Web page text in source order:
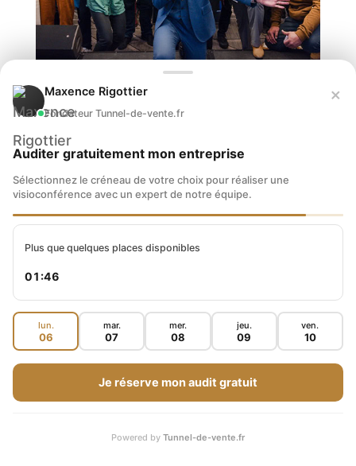
Maxence Rigottier
Fondateur Tunnel-de-vente.fr
×
Auditer gratuitement mon entreprise
Sélectionnez le créneau de votre choix pour réaliser une
visioconférence avec un expert de notre équipe.
Plus que quelques places disponibles
01:45
lun.
06
mar.
07
mer.
08
jeu.
09
ven.
10
Je réserve mon audit gratuit
Powered by Tunnel-de-vente.fr